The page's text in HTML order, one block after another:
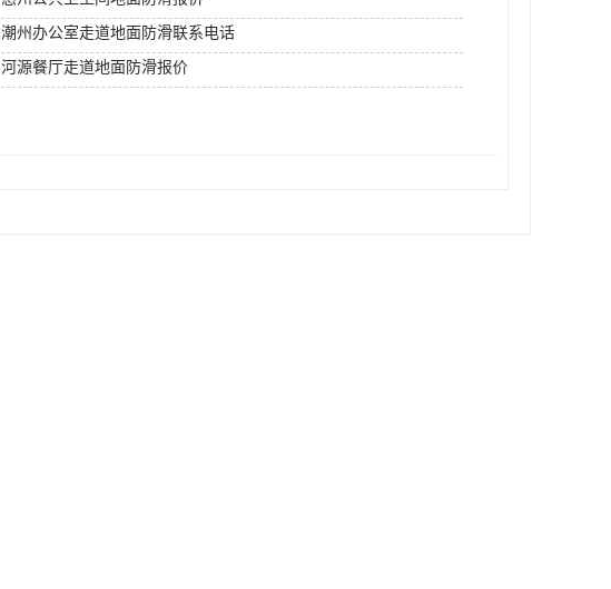
潮州办公室走道地面防滑联系电话
河源餐厅走道地面防滑报价